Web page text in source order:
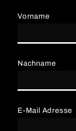
Vorname
E-Mail Adresse
Nachname